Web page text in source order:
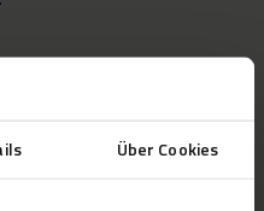
Über Cookies
mussten an allen
in Betrieb genommen
Gebäude wurde jeweils